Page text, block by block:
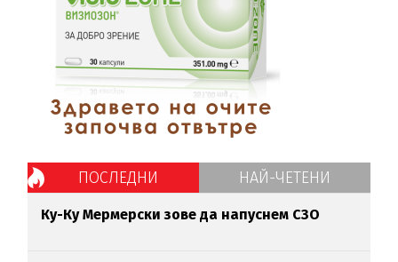
ПОСЛЕДНИ НАЙ-ЧЕТЕНИ
Ку-Ку Мермерски зове да напуснем СЗО